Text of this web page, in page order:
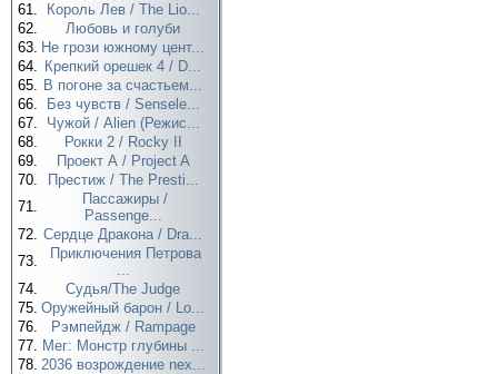
61.
Король Лев / The Lio...
62.
Любовь и голуби
63. Не грози южному цент...
64. Крепкий орешек 4 / D...
65. В погоне за счастьем...
66.
Без чувств / Sensele...
67.
Чужой / Alien (Режис...
68.
Рокки 2 / Rocky II
69.
Проект А / Project A
70.
Престиж / The Presti...
71.
Пассажиры /
Passenge...
72. Сердце Дракона / Dra...
73.
Приключения Петрова
...
74.
Судья/The Judge
75. Оружейный барон / Lo...
76.
Рэмпейдж / Rampage
77. Мег: Монстр глубины ...
78. 2036 возрождение nex...